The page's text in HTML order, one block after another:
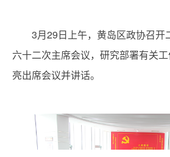
3月29日上午，黄岛区政协召开
六十二次主席会议，研究部署有关
亮出席会议并讲话。